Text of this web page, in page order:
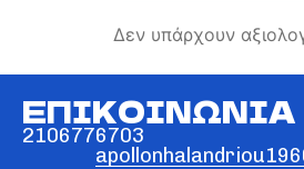
Δεν υπάρχουν
ΕΠΙΚΟΙΝΩΝΙΑ
2106776703